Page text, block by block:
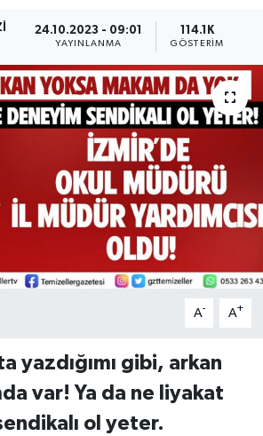
24.10.2023 - 09:01
YAYINLANMA
114.1K
GÖSTERIM
A- A+
yazdığımı gibi, arkan
var! Ya da ne liyakat
ol yeter.